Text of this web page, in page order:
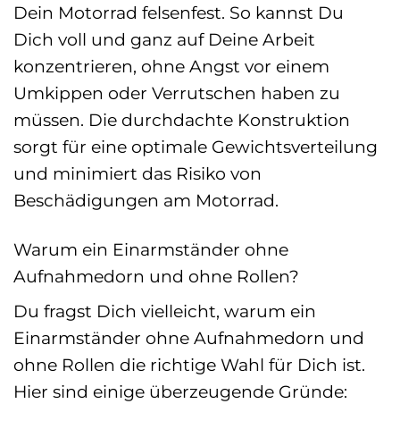
Dein Motorrad felsenfest. So kannst Du
Dich voll und ganz auf Deine Arbeit
konzentrieren, ohne Angst vor einem
Umkippen oder Verrutschen haben zu
müssen. Die durchdachte Konstruktion
sorgt für eine optimale Gewichtsverteilung
und minimiert das Risiko von
Beschädigungen am Motorrad.
Warum ein Einarmständer ohne
Aufnahmedorn und ohne Rollen?
Du fragst Dich vielleicht, warum ein
Einarmständer ohne Aufnahmedorn und
ohne Rollen die richtige Wahl für Dich ist.
Hier sind einige überzeugende Gründe: